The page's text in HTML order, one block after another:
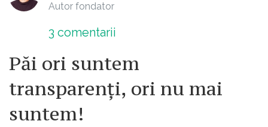
Autor fondator
3 comentarii
Păi ori suntem
transparenți, ori nu mai
suntem!